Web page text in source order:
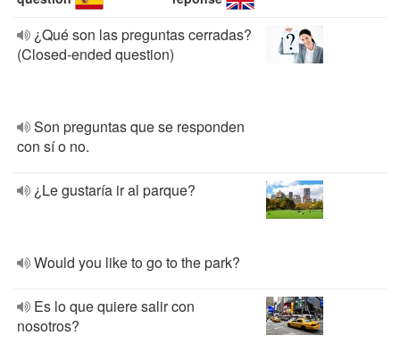
¿Qué son las preguntas cerradas?
(Closed-ended question)
Son preguntas que se responden
con sí o no.
¿Le gustaría ir al parque?
Would you like to go to the park?
Es lo que quiere salir con
nosotros?